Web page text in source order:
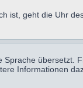
geht die Uhr
übersetzt.
Informationen